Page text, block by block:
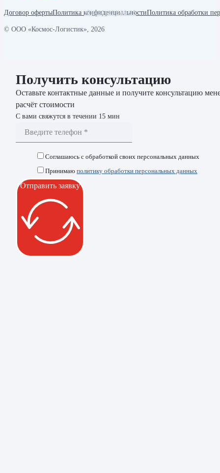
+7 (495) 191-60-95
Договор офертыПолитика конфиденциальностиПолитика обработки
© ООО «Космос-Логистик», 2026
Получить консультацию
Оставьте контактные данные и получите консультацию
расчёт стоимости
С вами свяжутся в течении 15 мин
Соглашаюсь с обработкой своих персональных данных
Принимаю политику обработки персональных данных
Отправить заявку